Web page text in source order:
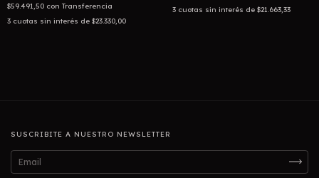
$59.491,50 con Transferencia
3 cuotas sin interés de $23.330,00
3 cuotas sin interés de $21.663,33
SUSCRIBITE A NUESTRO NEWSLETTER